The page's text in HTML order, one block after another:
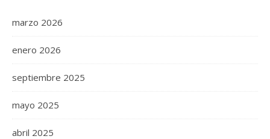
marzo 2026
enero 2026
septiembre 2025
mayo 2025
abril 2025